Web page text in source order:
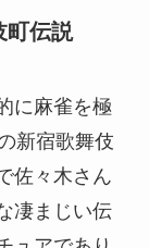
町伝説
に麻雀を極
新宿歌舞伎
佐々木さん
凄まじい伝